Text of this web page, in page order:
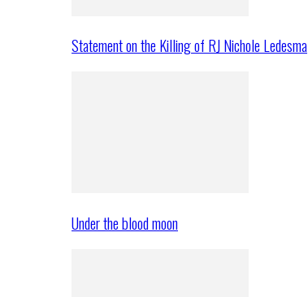
Statement on the Killing of RJ Nichole Ledesma
Under the blood moon